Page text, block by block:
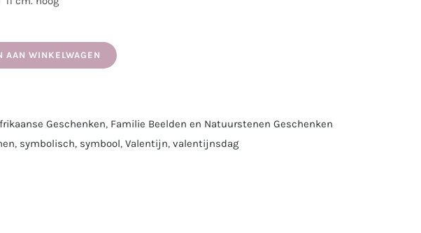
AAN WINKELWAGEN
Geschenken, Familie Beelden en Natuurstenen Geschenken
, symbolisch, symbool, Valentijn, valentijnsdag